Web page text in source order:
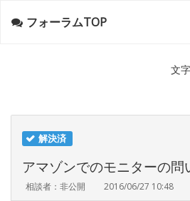
フォーラムTOP
文
解決済
アマゾンでのモニターの問
相談者：非公開 2016/06/27 10:48